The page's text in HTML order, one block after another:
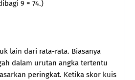
9 = 74.)
lain dari rata-rata. Biasanya
dalam urutan angka tertentu
peringkat. Ketika skor kuis